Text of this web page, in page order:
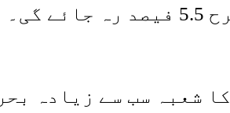
شعبہ سب سے زیادہ